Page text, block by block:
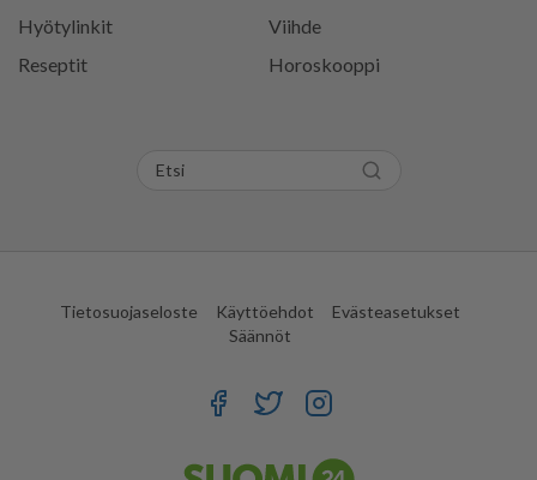
Hyötylinkit
Viihde
Reseptit
Horoskooppi
Tietosuojaseloste Käyttöehdot
Evästeasetukset
Säännöt